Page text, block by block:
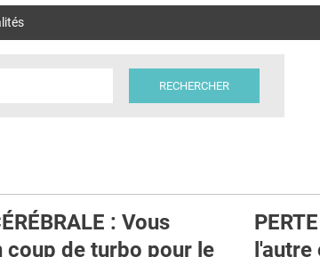
: Vous
coup de turbo pour le